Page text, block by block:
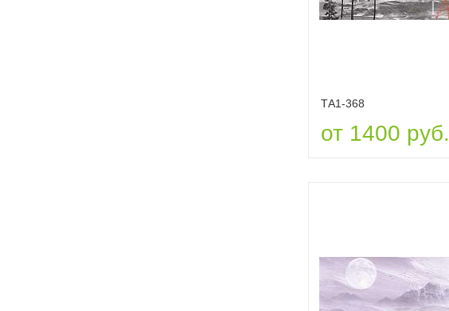
ТА1-368
от 1400 руб.